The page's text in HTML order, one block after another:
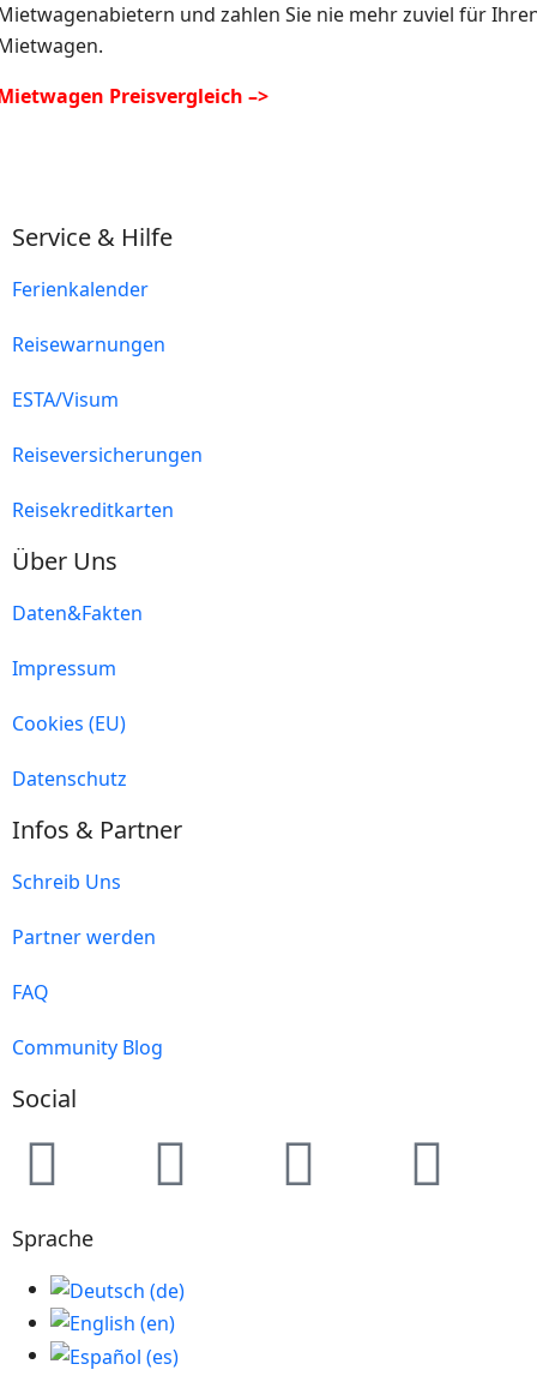
und zahlen Sie nie mehr zuviel für
Preisvergleich –>
Service & Hilfe
Ferienkalender
Reisewarnungen
ESTA/Visum
Reiseversicherungen
Reisekreditkarten
Über Uns
Daten&Fakten
Impressum
Cookies (EU)
Datenschutz
Infos & Partner
Schreib Uns
Partner werden
FAQ
Community Blog
Social
Sprache